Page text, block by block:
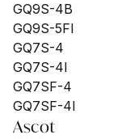
GQ9S-4B
GQ9S-5FI
GQ7S-4
GQ7S-4I
GQ7SF-4
GQ7SF-4I
Ascot